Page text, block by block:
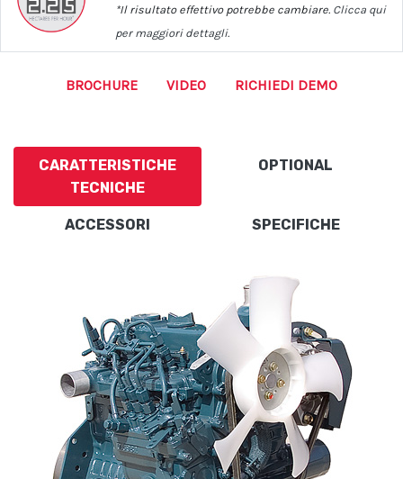
*Il risultato effettivo potrebbe cambiare. Clicca qui
per maggiori dettagli.
BROCHURE VIDEO RICHIEDI DEMO
CARATTERISTICHE
TECNICHE
OPTIONAL
ACCESSORI SPECIFICHE